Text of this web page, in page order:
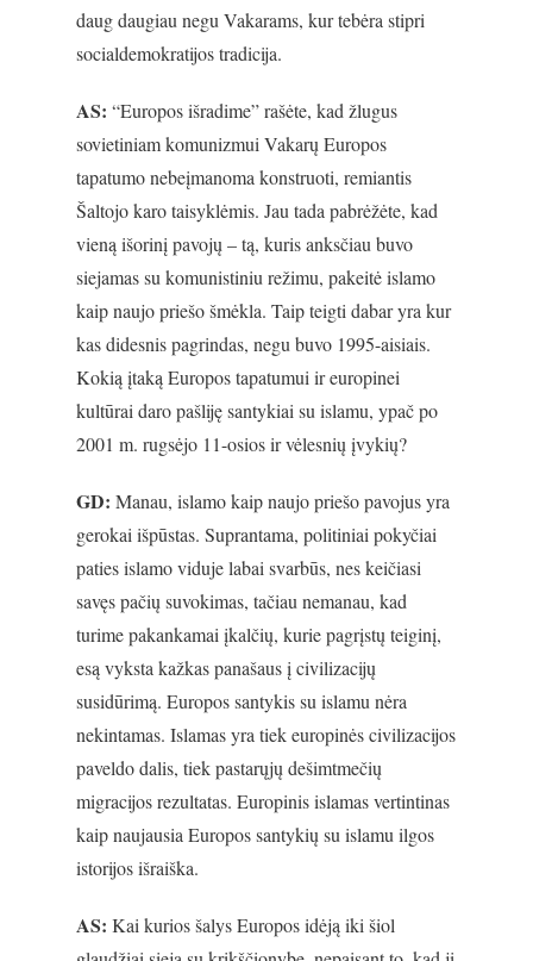
daug daugiau negu Vakarams, kur tebėra stipri
socialdemokratijos tradicija.
AS: “Europos išradime” rašėte, kad žlugus
sovietiniam komunizmui Vakarų Europos
tapatumo nebeįmanoma konstruoti, remiantis
Šaltojo karo taisyklėmis. Jau tada pabrėžėte, kad
vieną išorinį pavojų – tą, kuris anksčiau buvo
siejamas su komunistiniu režimu, pakeitė islamo
kaip naujo priešo šmėkla. Taip teigti dabar yra kur
kas didesnis pagrindas, negu buvo 1995-aisiais.
Kokią įtaką Europos tapatumui ir europinei
kultūrai daro pašliję santykiai su islamu, ypač po
2001 m. rugsėjo 11-osios ir vėlesnių įvykių?
GD: Manau, islamo kaip naujo priešo pavojus yra
gerokai išpūstas. Suprantama, politiniai pokyčiai
paties islamo viduje labai svarbūs, nes keičiasi
savęs pačių suvokimas, tačiau nemanau, kad
turime pakankamai įkalčių, kurie pagrįstų teiginį,
esą vyksta kažkas panašaus į civilizacijų
susidūrimą. Europos santykis su islamu nėra
nekintamas. Islamas yra tiek europinės civilizacijos
paveldo dalis, tiek pastarųjų dešimtmečių
migracijos rezultatas. Europinis islamas vertintinas
kaip naujausia Europos santykių su islamu ilgos
istorijos išraiška.
AS: Kai kurios šalys Europos idėją iki šiol